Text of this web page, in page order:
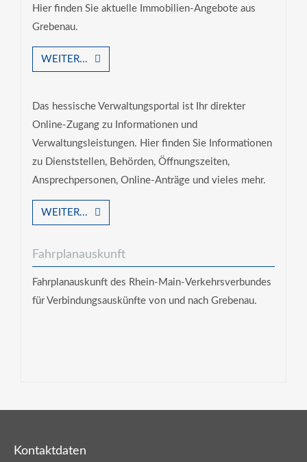
Hier finden Sie aktuelle Immobilien-Angebote aus
Grebenau.
WEITER...
Das hessische Verwaltungsportal ist Ihr direkter
Online-Zugang zu Informationen und
Verwaltungsleistungen. Hier finden Sie Informationen
zu Dienststellen, Behörden, Öffnungszeiten,
Ansprechpersonen, Online-Anträge und vieles mehr.
WEITER...
Fahrplanauskunft
Fahrplanauskunft des Rhein-Main-Verkehrsverbundes
für Verbindungsauskünfte von und nach Grebenau.
Kontaktdaten